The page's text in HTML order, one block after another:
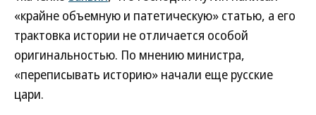
«крайне объемную и патетическую» статью, а его
трактовка истории не отличается особой
оригинальностью. По мнению министра,
«переписывать историю» начали еще русские
цари.